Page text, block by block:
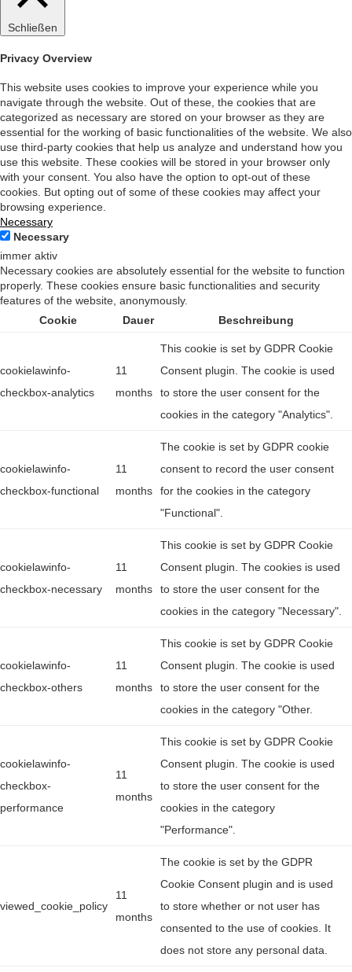
Schließen
Privacy Overview
This website uses cookies to improve your experience while you
navigate through the website. Out of these, the cookies that are
categorized as necessary are stored on your browser as they are
essential for the working of basic functionalities of the website. We also
use third-party cookies that help us analyze and understand how you
use this website. These cookies will be stored in your browser only
with your consent. You also have the option to opt-out of these
cookies. But opting out of some of these cookies may affect your
browsing experience.
Necessary
Necessary
immer aktiv
Necessary cookies are absolutely essential for the website to function
properly. These cookies ensure basic functionalities and security
features of the website, anonymously.
Cookie
Dauer Beschreibung
cookielawinfo-
checkbox-analytics
11
months
This cookie is set by GDPR Cookie
Consent plugin. The cookie is used
to store the user consent for the
cookies in the category "Analytics".
cookielawinfo-
checkbox-functional
11
months
The cookie is set by GDPR cookie
consent to record the user consent
for the cookies in the category
"Functional".
cookielawinfo-
checkbox-necessary
11
months
This cookie is set by GDPR Cookie
Consent plugin. The cookies is used
to store the user consent for the
cookies in the category "Necessary".
cookielawinfo-
checkbox-others
11
months
This cookie is set by GDPR Cookie
Consent plugin. The cookie is used
to store the user consent for the
cookies in the category "Other.
cookielawinfo-
checkbox-
performance
11
months
This cookie is set by GDPR Cookie
Consent plugin. The cookie is used
to store the user consent for the
cookies in the category
"Performance".
viewed_cookie_policy
11
months
The cookie is set by the GDPR
Cookie Consent plugin and is used
to store whether or not user has
consented to the use of cookies. It
does not store any personal data.